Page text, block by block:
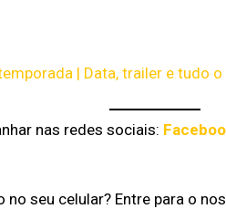
| Data, trailer e tudo
nas redes sociais:
seu celular? Entre para o